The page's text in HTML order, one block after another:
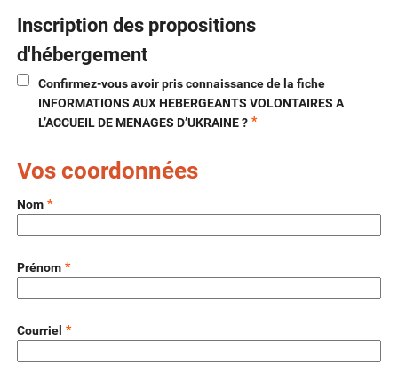
Inscription des propositions
d'hébergement
Confirmez-vous avoir pris connaissance de la fiche
INFORMATIONS AUX HEBERGEANTS VOLONTAIRES A
L’ACCUEIL DE MENAGES D’UKRAINE ? *
Vos coordonnées
Nom *
Prénom *
Courriel *